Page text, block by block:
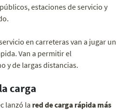
estaciones de servicio y
en carreteras van a jugar un
Van a permitir el
y de largas distancias.
carga
lanzó la red de carga rápida más